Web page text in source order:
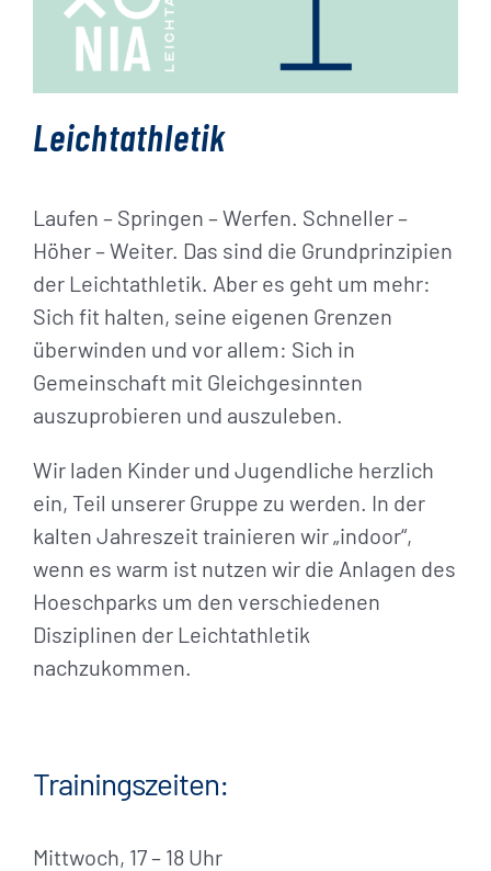
Leichtathletik
Laufen – Springen – Werfen. Schneller –
Höher – Weiter. Das sind die Grundprinzipien
der Leichtathletik. Aber es geht um mehr:
Sich fit halten, seine eigenen Grenzen
überwinden und vor allem: Sich in
Gemeinschaft mit Gleichgesinnten
auszuprobieren und auszuleben.
Wir laden Kinder und Jugendliche herzlich
ein, Teil unserer Gruppe zu werden. In der
kalten Jahreszeit trainieren wir „indoor“,
wenn es warm ist nutzen wir die Anlagen des
Hoeschparks um den verschiedenen
Disziplinen der Leichtathletik
nachzukommen.
Trainingszeiten:
Mittwoch, 17 – 18 Uhr